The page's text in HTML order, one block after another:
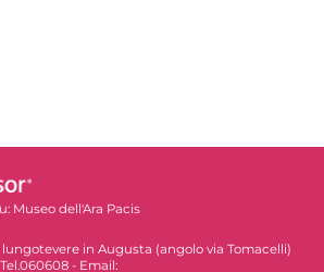
Museo dell'Ara Pacis
lungotevere in Augusta (angolo via Tomacelli)
- Email: